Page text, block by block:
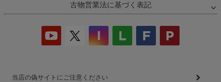
古物営業法に基づく表記
当店の偽サイトにご注意ください